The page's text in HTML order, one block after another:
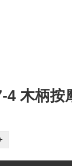
4 木柄按